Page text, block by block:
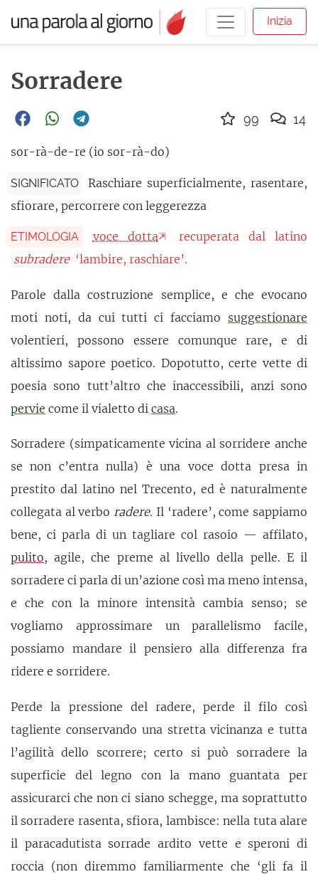
Inizia
Sorradere
sor-rà-de-re (io sor-rà-do)
SIGNIFICATO
Raschiare superficialmente, rasentare,
sfiorare, percorrere con leggerezza
ETIMOLOGIA voce dotta
recuperata dal latino
subradere ‘lambire, raschiare’.
Parole dalla costruzione semplice, e che evocano
moti noti, da cui tutti ci facciamo suggestionare
volentieri, possono essere comunque rare, e di
altissimo sapore poetico. Dopotutto, certe vette di
poesia sono tutt’altro che inaccessibili, anzi sono
pervie come il vialetto di casa.
Sorradere (simpaticamente vicina al sorridere anche
se non c’entra nulla) è una voce dotta presa in
prestito dal latino nel Trecento, ed è naturalmente
collegata al verbo radere. Il ‘radere’, come sappiamo
bene, ci parla di un tagliare col rasoio — affilato,
pulito, agile, che preme al livello della pelle. E il
sorradere ci parla di un’azione così ma meno intensa,
e che con la minore intensità cambia senso; se
vogliamo approssimare un parallelismo facile,
possiamo mandare il pensiero alla differenza fra
ridere e sorridere.
Perde la pressione del radere, perde il filo così
tagliente conservando una stretta vicinanza e tutta
l’agilità dello scorrere; certo si può sorradere la
superficie del legno con la mano guantata per
assicurarci che non ci siano schegge, ma soprattutto
il sorradere rasenta, sfiora, lambisce: nella tuta alare
il paracadutista sorrade ardito vette e speroni di
roccia (non diremmo familiarmente che ‘gli fa il
99 14